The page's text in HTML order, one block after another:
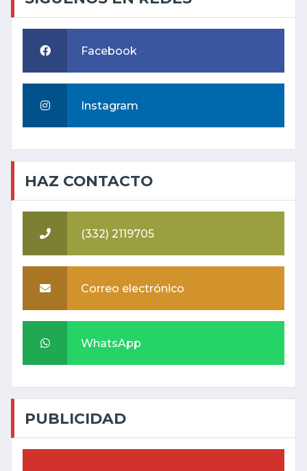
Facebook
Instagram
HAZ CONTACTO
(332) 2119705
Correo electrónico
WhatsApp
PUBLICIDAD